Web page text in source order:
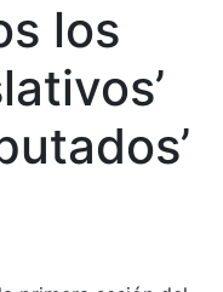
los